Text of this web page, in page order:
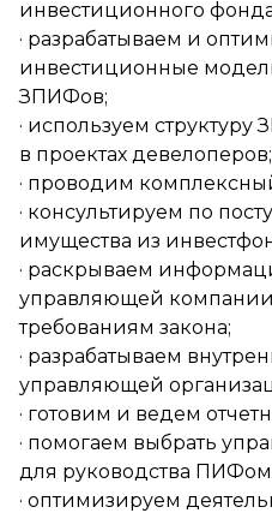
инвестиционного
· разрабатываем и
инвестиционные
ЗПИФов;
· используем
в проектах девелоперов;
· проводим
· консультируем по
имущества из
· раскрываем
управляющей
требованиям закона;
· разрабатываем
управляющей
· готовим и ведем
· помогаем выбрать
для руководства
· оптимизируем